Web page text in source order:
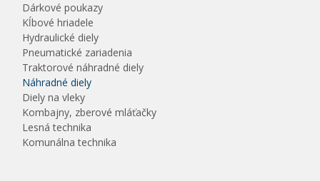
Dárkové poukazy
Kĺbové hriadele
Hydraulické diely
Pneumatické zariadenia
Traktorové náhradné diely
Náhradné diely
Diely na vleky
Kombajny, zberové mláťačky
Lesná technika
Komunálna technika